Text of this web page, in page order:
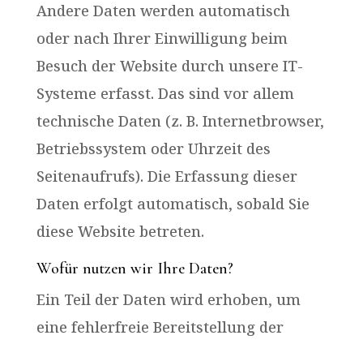
Andere Daten werden automatisch
oder nach Ihrer Einwilligung beim
Besuch der Website durch unsere IT-
Systeme erfasst. Das sind vor allem
technische Daten (z. B. Internetbrowser,
Betriebssystem oder Uhrzeit des
Seitenaufrufs). Die Erfassung dieser
Daten erfolgt automatisch, sobald Sie
diese Website betreten.
Wofür nutzen wir Ihre Daten?
Ein Teil der Daten wird erhoben, um
eine fehlerfreie Bereitstellung der